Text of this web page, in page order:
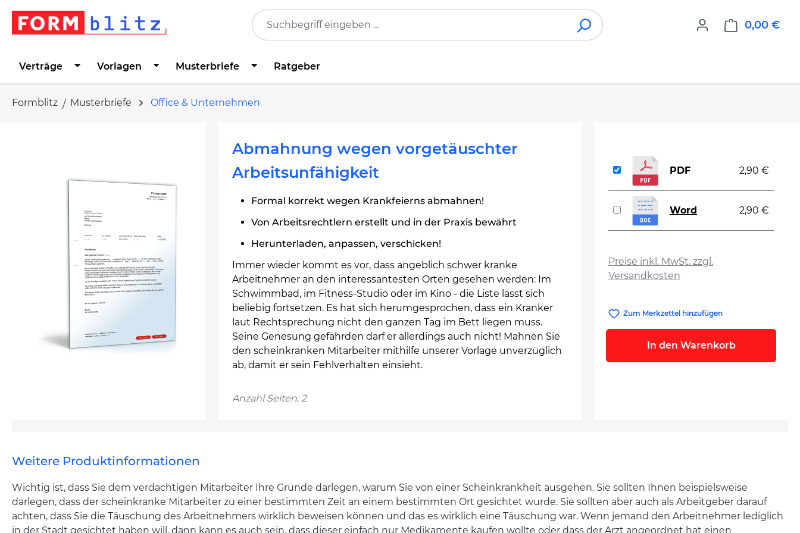
Zur Hauptnavigation springen
0,00 €
Verträge Vorlagen Musterbriefe Ratgeber
Formblitz Musterbriefe Office & Unternehmen
Abmahnung wegen vorgetäuschter
Arbeitsunfähigkeit
Formal korrekt wegen Krankfeierns abmahnen!
Von Arbeitsrechtlern erstellt und in der Praxis bewährt
Herunterladen, anpassen, verschicken!
Immer wieder kommt es vor, dass angeblich schwer kranke
Arbeitnehmer an den interessantesten Orten gesehen werden: Im
Schwimmbad, im Fitness-Studio oder im Kino - die Liste lässt sich
beliebig fortsetzen. Es hat sich herumgesprochen, dass ein Kranker
laut Rechtsprechung nicht den ganzen Tag im Bett liegen muss.
Seine Genesung gefährden darf er allerdings auch nicht! Mahnen Sie
den scheinkranken Mitarbeiter mithilfe unserer Vorlage unverzüglich
ab, damit er sein Fehlverhalten einsieht.
Anzahl Seiten: 2
Preise inkl. MwSt. zzgl.
Versandkosten
PDF 2,90 €
Word 2,90 €
Zum Merkzettel hinzufügen
In den Warenkorb
Weitere Produktinformationen
Wichtig ist, dass Sie dem verdächtigen Mitarbeiter Ihre Gründe darlegen, warum Sie von einer Scheinkrankheit ausgehen. Sie sollten Ihnen beispielsweise
darlegen, dass der scheinkranke Mitarbeiter zu einer bestimmten Zeit an einem bestimmten Ort gesichtet wurde. Sie sollten aber auch als Arbeitgeber darauf
achten, dass Sie die Täuschung des Arbeitnehmers wirklich beweisen können und das es wirklich eine Täuschung war. Wenn jemand den Arbeitnehmer lediglich
in der Stadt gesichtet haben will, dann kann es auch sein, dass dieser einfach nur Medikamente kaufen wollte oder dass der Arzt angeordnet hat einen